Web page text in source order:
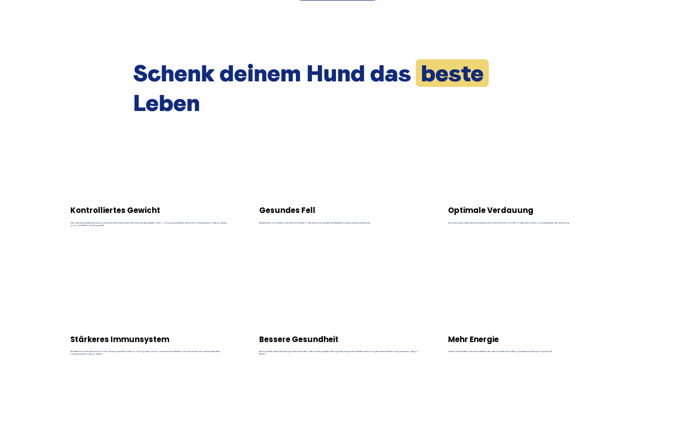
Schenk deinem Hund das beste
Leben
Kontrolliertes Gewicht
Dein Vierbeiner verdient eine einzigartige Mahlzeit. Unser Online-Quiz zeigt dir die perfekte Portion – massgeschneidert für die Rasse Portugiesischer Podengo Medio,
ganz ohne Risiko für Übergewicht!
Gesundes Fell
Rezepte reich an Proteinen, Vitaminen und Omega-Ölen für ein glänzendes Fell. Reduziert Hautprobleme und Allergien.
Optimale Verdauung
Schonend gekochtes Fleisch und Gemüse. Ballaststoffe und Probiotika fördern die Darmflora und unterstützen die Verdauung.
Stärkeres Immunsystem
Wir liefern Ballaststoffe und Präbiotika für eine gesunde Darmflora. Die täglichen, vitamin- und mineralstoffreichen Portionen stärken das Immunsystem Ihres
Portugiesischer Podengo Medio.
Bessere Gesundheit
Kein Diabetes, keine Entzündungen, keine Dermatitis oder Harnwegsinfekte. Idealgewicht, weniger Krankheiten und ein längeres Leben für Ihren Portugiesischer Podengo
Medio!
Mehr Energie
Frische Zutaten liefern Vitamine und Mineralien. dein Haustier wird aktiver, glücklicher und weniger aufgebläht!